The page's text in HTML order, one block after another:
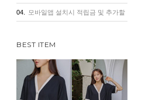
1일 기준)
04. 모바일앱 설치시 적립금 및 추가할
BEST ITEM
500원